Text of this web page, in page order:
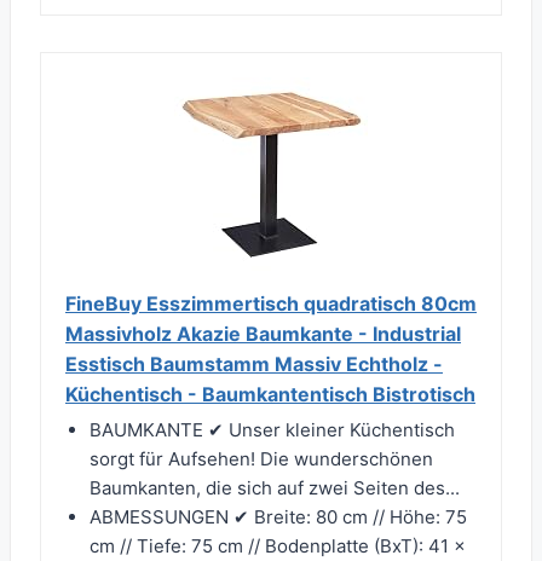
FineBuy Esszimmertisch quadratisch 80cm
Massivholz Akazie Baumkante - Industrial
Esstisch Baumstamm Massiv Echtholz -
Küchentisch - Baumkantentisch Bistrotisch
BAUMKANTE ✔ Unser kleiner Küchentisch
sorgt für Aufsehen! Die wunderschönen
Baumkanten, die sich auf zwei Seiten des...
ABMESSUNGEN ✔ Breite: 80 cm // Höhe: 75
cm // Tiefe: 75 cm // Bodenplatte (BxT): 41 x